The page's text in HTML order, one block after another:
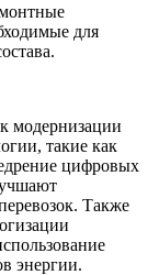
для
модернизации
такие как
цифровых
Также
энергии.